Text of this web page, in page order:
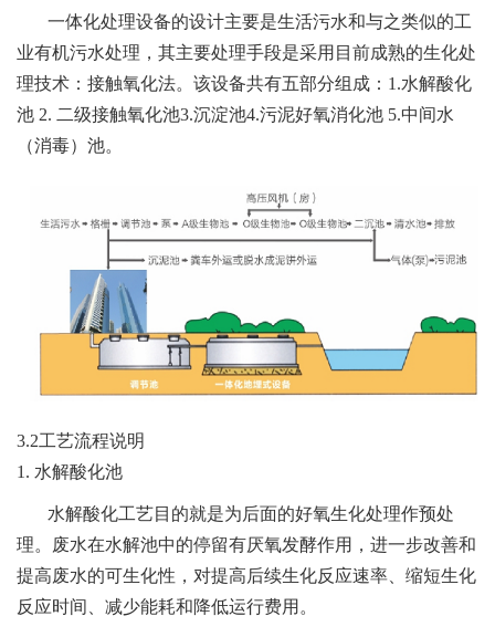
一体化处理设备的设计主要是生活污水和与之类似的工
业有机污水处理，其主要处理手段是采用目前成熟的生化处
理技术：接触氧化法。该设备共有五部分组成：1.水解酸化
池 2. 二级接触氧化池3.沉淀池4.污泥好氧消化池 5.中间水
（消毒）池。
3.2工艺流程说明
1. 水解酸化池
水解酸化工艺目的就是为后面的好氧生化处理作预处
理。废水在水解池中的停留有厌氧发酵作用，进一步改善和
提高废水的可生化性，对提高后续生化反应速率、缩短生化
反应时间、减少能耗和降低运行费用。